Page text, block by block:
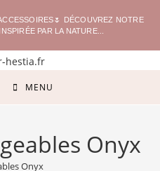
DÉCOUVREZ NOTRE
PAR LA NATURE...
MENU
Onyx
Onyx